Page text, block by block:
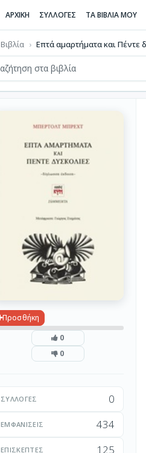
ΑΡΧΙΚΗ ΣΥΛΛΟΓΕΣ ΤΑ ΒΙΒΛΙΑ ΜΟΥ
Βιβλία Επτά αμαρτήματα και Πέντε
Προσθήκη
0
0
ΣΥΛΛΟΓΈΣ 0
ΕΜΦΑΝΊΣΕΙΣ 434
ΕΠΙΣΚΈΠΤΕΣ 125